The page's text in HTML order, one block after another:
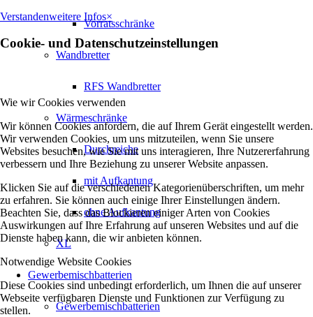
Vorratsschränke
Wandbretter
RFS Wandbretter
Wärmeschränke
Durchreiche
mit Aufkantung
ohne Aufkantung
XL
Gewerbemischbatterien
Gewerbemischbatterien
Verstandenweitere Infos×
Cookie- und Datenschutzeinstellungen
Wie wir Cookies verwenden
Wir können Cookies anfordern, die auf Ihrem Gerät eingestellt werden.
Wir verwenden Cookies, um uns mitzuteilen, wenn Sie unsere
Websites besuchen, wie Sie mit uns interagieren, Ihre Nutzererfahrung
verbessern und Ihre Beziehung zu unserer Website anpassen.
Klicken Sie auf die verschiedenen Kategorienüberschriften, um mehr
zu erfahren. Sie können auch einige Ihrer Einstellungen ändern.
Beachten Sie, dass das Blockieren einiger Arten von Cookies
Auswirkungen auf Ihre Erfahrung auf unseren Websites und auf die
Dienste haben kann, die wir anbieten können.
Notwendige Website Cookies
Diese Cookies sind unbedingt erforderlich, um Ihnen die auf unserer
Webseite verfügbaren Dienste und Funktionen zur Verfügung zu
stellen.